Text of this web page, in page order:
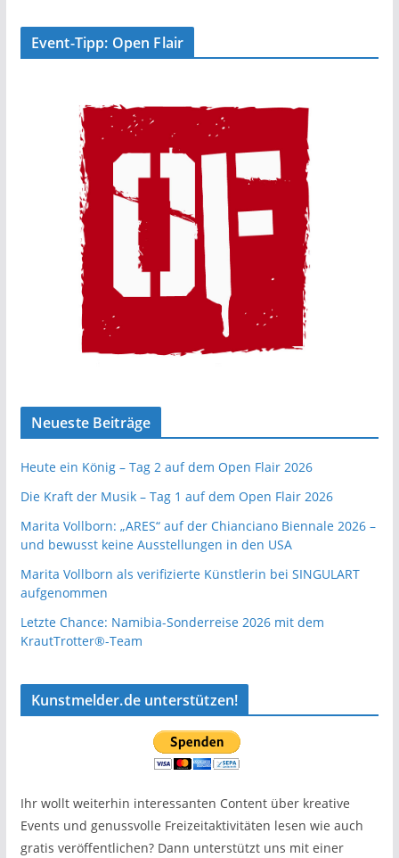
Event-Tipp: Open Flair
Neueste Beiträge
Heute ein König – Tag 2 auf dem Open Flair 2026
Die Kraft der Musik – Tag 1 auf dem Open Flair 2026
Marita Vollborn: „ARES“ auf der Chianciano Biennale 2026 –
und bewusst keine Ausstellungen in den USA
Marita Vollborn als verifizierte Künstlerin bei SINGULART
aufgenommen
Letzte Chance: Namibia-Sonderreise 2026 mit dem
KrautTrotter®-Team
Kunstmelder.de unterstützen!
Ihr wollt weiterhin interessanten Content über kreative
Events und genussvolle Freizeitaktivitäten lesen wie auch
gratis veröffentlichen? Dann unterstützt uns mit einer